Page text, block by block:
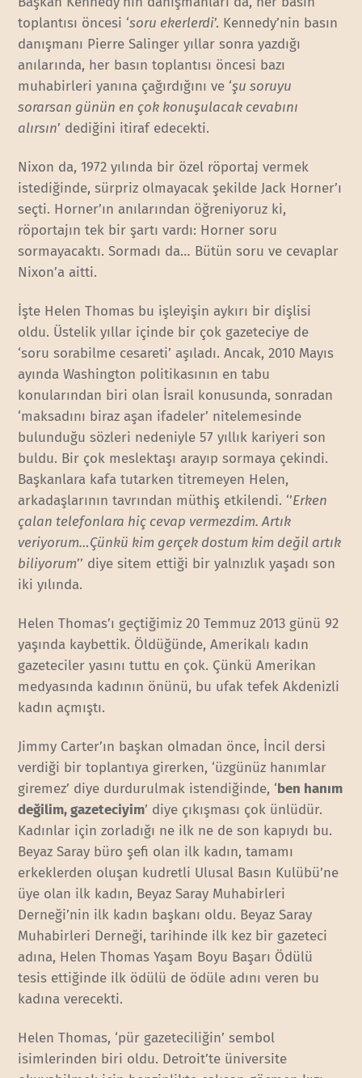
toplantısı öncesi ‘soru ekerlerdi’. Kennedy’nin basın
danışmanı Pierre Salinger yıllar sonra yazdığı
anılarında, her basın toplantısı öncesi bazı
muhabirleri yanına çağırdığını ve ‘şu soruyu
sorarsan günün en çok konuşulacak cevabını
alırsın’ dediğini itiraf edecekti.
Nixon da, 1972 yılında bir özel röportaj vermek
istediğinde, sürpriz olmayacak şekilde Jack Horner’ı
seçti. Horner’ın anılarından öğreniyoruz ki,
röportajın tek bir şartı vardı: Horner soru
sormayacaktı. Sormadı da… Bütün soru ve cevaplar
Nixon’a aitti.
İşte Helen Thomas bu işleyişin aykırı bir dişlisi
oldu. Üstelik yıllar içinde bir çok gazeteciye de
‘soru sorabilme cesareti’ aşıladı. Ancak, 2010 Mayıs
ayında Washington politikasının en tabu
konularından biri olan İsrail konusunda, sonradan
‘maksadını biraz aşan ifadeler’ nitelemesinde
bulunduğu sözleri nedeniyle 57 yıllık kariyeri son
buldu. Bir çok meslektaşı arayıp sormaya çekindi.
Başkanlara kafa tutarken titremeyen Helen,
arkadaşlarının tavrından müthiş etkilendi. ‘’Erken
çalan telefonlara hiç cevap vermezdim. Artık
veriyorum…Çünkü kim gerçek dostum kim değil artık
biliyorum’’ diye sitem ettiği bir yalnızlık yaşadı son
iki yılında.
Helen Thomas’ı geçtiğimiz 20 Temmuz 2013 günü 92
yaşında kaybettik. Öldüğünde, Amerikalı kadın
gazeteciler yasını tuttu en çok. Çünkü Amerikan
medyasında kadının önünü, bu ufak tefek Akdenizli
kadın açmıştı.
Jimmy Carter’ın başkan olmadan önce, İncil dersi
verdiği bir toplantıya girerken, ‘üzgünüz hanımlar
giremez’ diye durdurulmak istendiğinde, ‘ben hanım
değilim, gazeteciyim’ diye çıkışması çok ünlüdür.
Kadınlar için zorladığı ne ilk ne de son kapıydı bu.
Beyaz Saray büro şefi olan ilk kadın, tamamı
erkeklerden oluşan kudretli Ulusal Basın Kulübü’ne
üye olan ilk kadın, Beyaz Saray Muhabirleri
Derneği’nin ilk kadın başkanı oldu. Beyaz Saray
Muhabirleri Derneği, tarihinde ilk kez bir gazeteci
adına, Helen Thomas Yaşam Boyu Başarı Ödülü
tesis ettiğinde ilk ödülü de ödüle adını veren bu
kadına verecekti.
Helen Thomas, ‘pür gazeteciliğin’ sembol
isimlerinden biri oldu. Detroit’te üniversite